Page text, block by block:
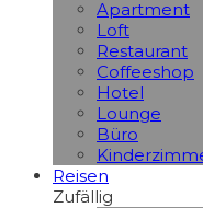
Apart­ment
Loft
Restaurant
Coffeeshop
Hotel
Lounge
Büro
Reisen
Zufällig